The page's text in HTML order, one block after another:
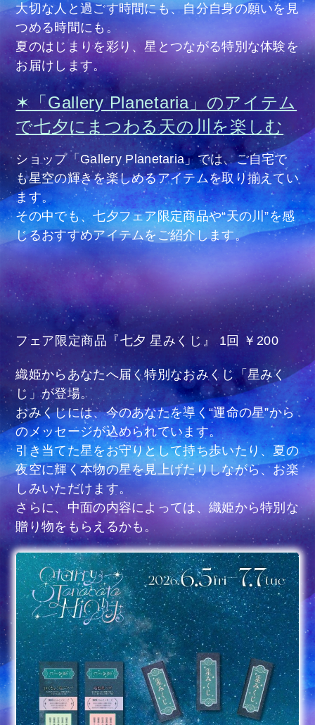
大切な人と過ごす時間にも、自分自身の願いを見
つめる時間にも。
夏のはじまりを彩り、星とつながる特別な体験を
お届けします。
✶「Gallery Planetaria」のアイテム
で七夕にまつわる天の川を楽しむ
ショップ「Gallery Planetaria」では、ご自宅で
も星空の輝きを楽しめるアイテムを取り揃えてい
ます。
その中でも、七夕フェア限定商品や“天の川”を感
じるおすすめアイテムをご紹介します。
フェア限定商品『七夕 星みくじ』 1回 ￥200
織姫からあなたへ届く特別なおみくじ「星みく
じ」が登場。
おみくじには、今のあなたを導く“運命の星”から
のメッセージが込められています。
引き当てた星をお守りとして持ち歩いたり、夏の
夜空に輝く本物の星を見上げたりしながら、お楽
しみいただけます。
さらに、中面の内容によっては、織姫から特別な
贈り物をもらえるかも。